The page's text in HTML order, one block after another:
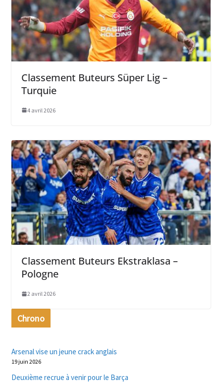
Classement Buteurs Süper Lig –
Turquie
4 avril 2026
Classement Buteurs Ekstraklasa –
Pologne
2 avril 2026
Chrono
Arsenal vise un jeune crack anglais
19 juin 2026
Deuxième recrue à venir pour le Barça